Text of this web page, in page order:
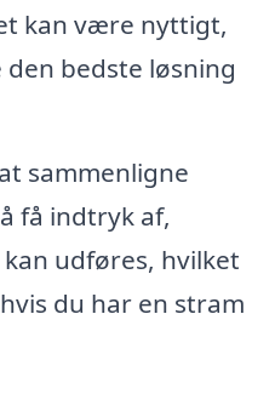
kan være nyttigt,
bedste løsning
sammenligne
få indtryk af,
udføres, hvilket
du har en stram